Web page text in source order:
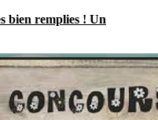
bien remplies ! Un